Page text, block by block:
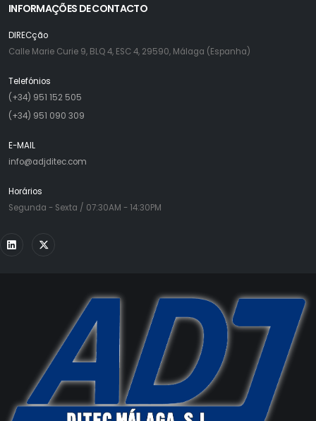
INFORMAÇÕES DE CONTACTO
DIRECção
Calle Marie Curie 9, BLQ 4, ESC 4, 29590, Málaga (Espanha)
Telefónios
(+34) 951 152 505
(+34) 951 090 309
E-MAIL
info@adjditec.com
Horários
Segunda - Sexta / 07:30AM - 14:30PM